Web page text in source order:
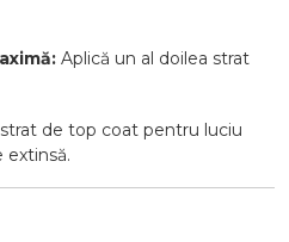
Aplică un al doilea strat
de top coat pentru luciu
extinsă.